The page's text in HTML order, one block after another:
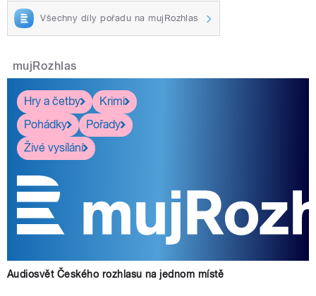
Všechny díly pořadu na mujRozhlas
mujRozhlas
Hry a četby
Krimi
Pohádky
Pořady
Živé vysílání
Audiosvět Českého rozhlasu na jednom místě